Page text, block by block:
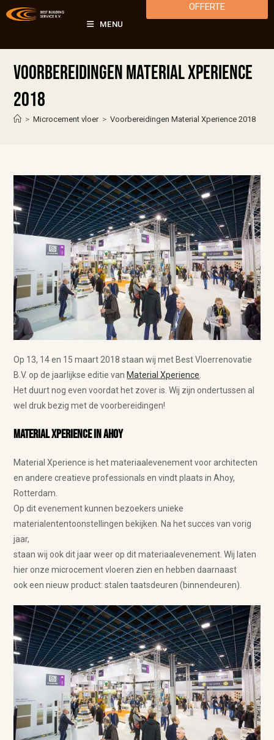
MENU
OFFERTE
Voorbereidingen Material Xperience
2018
> Microcement vloer > Voorbereidingen Material Xperience 2018
Op 13, 14 en 15 maart 2018 staan wij met Best Vloerrenovatie
B.V. op de jaarlijkse editie van Material Xperience
Het duurt nog even voordat het zover is. Wij zijn ondertussen al
wel druk bezig met de voorbereidingen!
Material Xperience in Ahoy
Material Xperience is het materiaalevenement voor architecten
en andere creatieve professionals en vindt plaats in Ahoy,
Rotterdam.
Op dit evenement kunnen bezoekers unieke
materialententoonstellingen bekijken. Na het succes van vorig
jaar,
staan wij ook dit jaar weer op dit materiaalevenement. Wij laten
hier onze microcement vloeren zien en hebben daarnaast
ook een nieuw product: stalen taatsdeuren (binnendeuren).